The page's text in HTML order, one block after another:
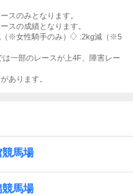
スのみとなります。
スの成績となります。
※女性騎手のみ）
:2kg減（※5
一部のレースが上4F、障害レー
あります。
競馬場
競馬場